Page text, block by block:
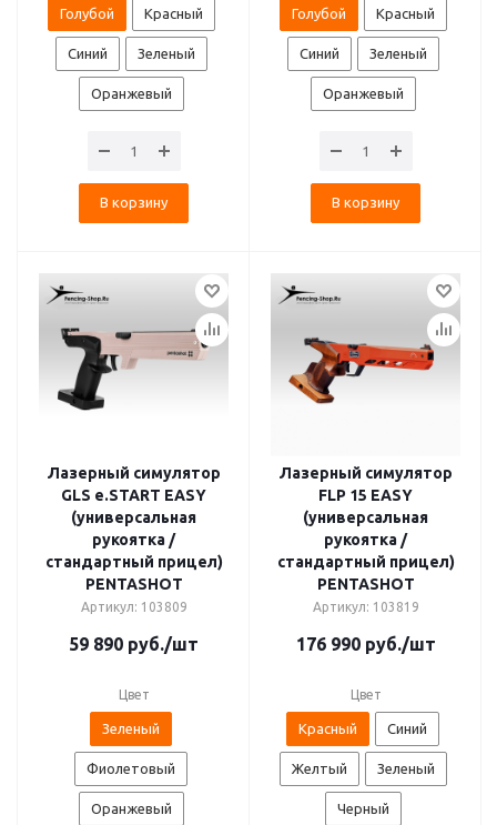
Голубой Красный
Синий Зеленый
Оранжевый
В корзину
Голубой Красный
Синий Зеленый
Оранжевый
В корзину
Лазерный симулятор
GLS e.START EASY
(универсальная
рукоятка /
стандартный прицел)
PENTASHOT
Артикул: 103809
59 890 руб./шт
Цвет
Зеленый
Фиолетовый
Оранжевый
Лазерный симулятор
FLP 15 EASY
(универсальная
рукоятка /
стандартный прицел)
PENTASHOT
Артикул: 103819
176 990руб./шт
Цвет
Красный Синий
Желтый Зеленый
Черный